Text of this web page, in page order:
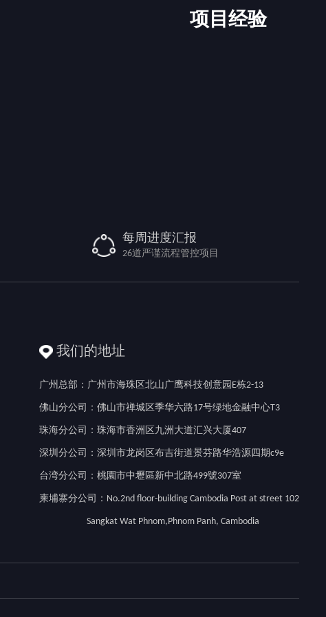
项目经验
每周进度汇报
26道严谨流程管控项目
我们的地址
广州总部：广州市海珠区北山广鹰科技创意园E栋2-13
佛山分公司：佛山市禅城区季华六路17号绿地金融中心T3
珠海分公司：珠海市香洲区九洲大道汇兴大厦407
深圳分公司：深圳市龙岗区布吉街道景芬路华浩源四期c9e
台湾分公司：桃園市中壢區新中北路499號307室
柬埔寨分公司：No.2nd floor-building Cambodia Post at street 102
Sangkat Wat Phnom,Phnom Panh, Cambodia